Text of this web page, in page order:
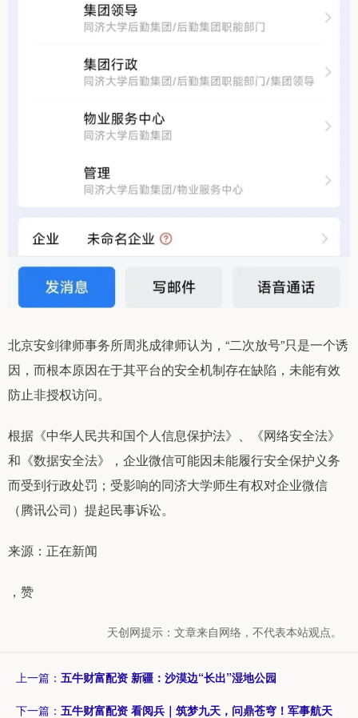
北京安剑律师事务所周兆成律师认为，“二次放号”只是一个诱
因，而根本原因在于其平台的安全机制存在缺陷，未能有效
防止非授权访问。
根据《中华人民共和国个人信息保护法》、《网络安全法》
和《数据安全法》，企业微信可能因未能履行安全保护义务
而受到行政处罚；受影响的同济大学师生有权对企业微信
（腾讯公司）提起民事诉讼。
来源：正在新闻
，赞
天创网提示：文章来自网络，不代表本站观点。
上一篇： 五牛财富配资 新疆：沙漠边“长出”湿地公园
下一篇： 五牛财富配资 看阅兵｜筑梦九天，问鼎苍穹！军事航天